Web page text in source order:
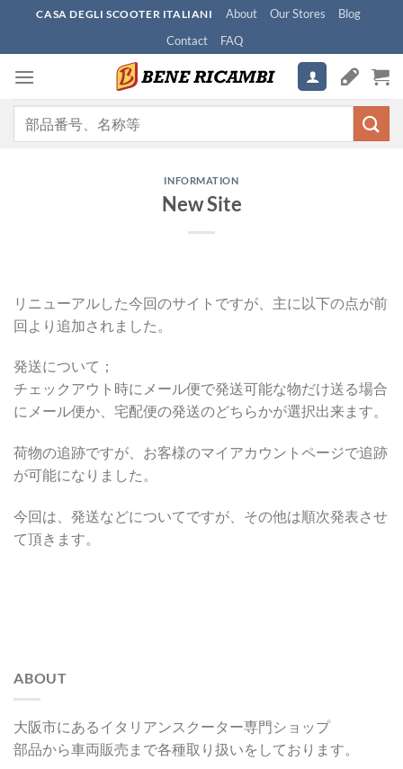
content
CASA DEGLI SCOOTER ITALIANI About Our Stores
Blog
Contact
FAQ
INFORMATION
New Site
リニューアルした今回のサイトですが、主に以下の点が前
回より追加されました。
発送について；
チェックアウト時にメール便で発送可能な物だけ送る場合
にメール便か、宅配便の発送のどちらかが選択出来ます。
荷物の追跡ですが、お客様のマイアカウントページで追跡
が可能になりました。
今回は、発送などについてですが、その他は順次発表させ
て頂きます。
ABOUT
大阪市にあるイタリアンスクーター専門ショップ
部品から車両販売まで各種取り扱いをしております。